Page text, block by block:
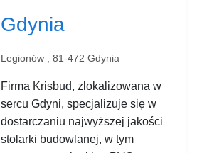
Gdynia
Legionów , 81-472 Gdynia
Firma Krisbud, zlokalizowana w
sercu Gdyni, specjalizuje się w
dostarczaniu najwyższej jakości
stolarki budowlanej, w tym